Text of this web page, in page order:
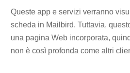
Queste app e servizi verranno
scheda in Mailbird. Tuttavia,
una pagina Web incorporata,
non è così profonda come altri